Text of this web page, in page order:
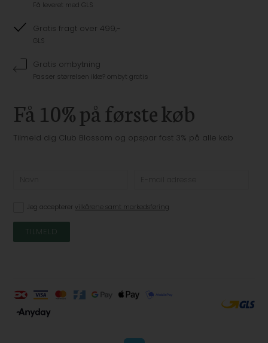
Få leveret med GLS
Gratis fragt over 499,-
GLS
Gratis ombytning
Passer størrelsen ikke? ombyt gratis
Få 10% på første køb
Tilmeld dig Club Blossom og opspar fast 3% på alle køb
Jeg accepterervilkårene samt markedsføring